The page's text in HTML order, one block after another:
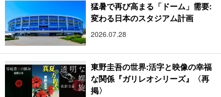
猛暑で再び高まる「ドーム」需要:
変わる日本のスタジアム計画
2026.07.28
東野圭吾の世界:活字と映像の幸福
な関係『ガリレオシリーズ』〈再
掲〉